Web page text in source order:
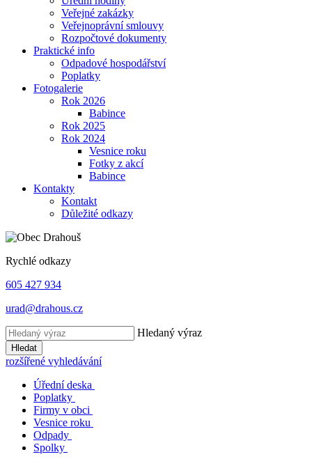
Veřejné zakázky
Veřejnoprávní smlouvy
Rozpočtové dokumenty
Praktické info
Odpadové hospodářství
Poplatky
Fotogalerie
Rok 2026
Babince
Rok 2025
Rok 2024
Vesnice roku
Fotky z akcí
Babince
Kontakty
Kontakt
Důležité odkazy
Rychlé odkazy
605 427 934
urad@drahous.cz
Hledaný výraz
Hledat
rozšířené vyhledávání
Úřední deska
Poplatky
Firmy v obci
Vesnice roku
Odpady
Spolky